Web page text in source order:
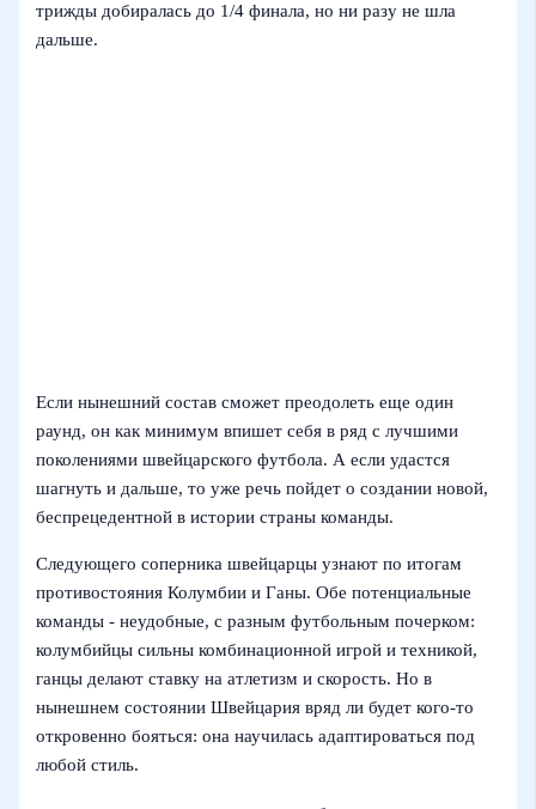
трижды добиралась до 1/4 финала, но ни разу не шла
дальше.
Если нынешний состав сможет преодолеть еще один
раунд, он как минимум впишет себя в ряд с лучшими
поколениями швейцарского футбола. А если удастся
шагнуть и дальше, то уже речь пойдет о создании новой,
беспрецедентной в истории страны команды.
Следующего соперника швейцарцы узнают по итогам
противостояния Колумбии и Ганы. Обе потенциальные
команды - неудобные, с разным футбольным почерком:
колумбийцы сильны комбинационной игрой и техникой,
ганцы делают ставку на атлетизм и скорость. Но в
нынешнем состоянии Швейцария вряд ли будет кого-то
откровенно бояться: она научилась адаптироваться под
любой стиль.